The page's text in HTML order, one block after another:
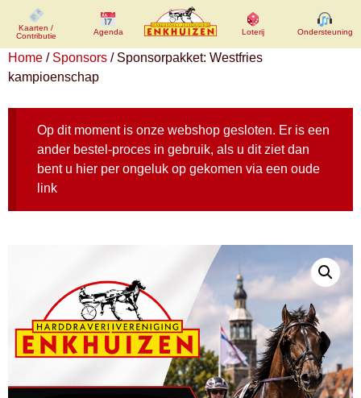
Kaarten /
Contributie
Agenda Loterij Ondersteuning
Kaarten /
Contributie
Agenda Loterij Ondersteuning
Home / Sponsors / Sponsorpakket: Westfries
kampioenschap
Op dit moment is onze webshop gesloten. Er is een
ander bestel-proces in gebruik, als u dit ziet dan
bent u hier per ongeluk op gekomen via een oude
link